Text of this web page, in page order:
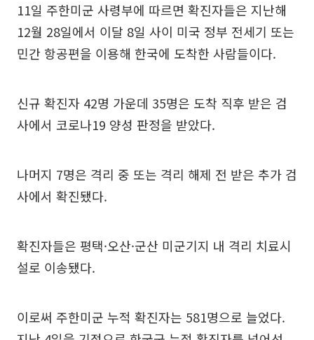
11일 주한미군 사령부에 따르면 확진자들은 지난해
12월 28일에서 이달 8일 사이 미국 정부 전세기 또는
민간 항공편을 이용해 한국에 도착한 사람들이다.
신규 확진자 42명 가운데 35명은 도착 직후 받은 검
사에서 코로나19 양성 판정을 받았다.
나머지 7명은 격리 중 또는 격리 해제 전 받은 추가 검
사에서 확진됐다.
확진자들은 평택·오산·군산 미군기지 내 격리 치료시
설로 이송됐다.
이로써 주한미군 누적 확진자는 581명으로 늘었다.